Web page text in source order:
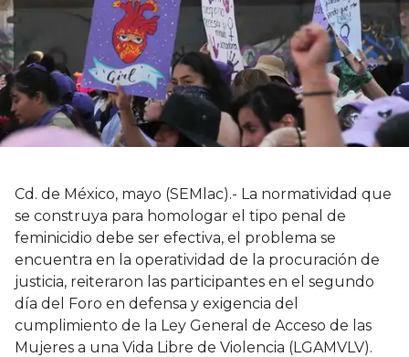
Cd. de México, mayo (SEMlac).- La normatividad que
se construya para homologar el tipo penal de
feminicidio debe ser efectiva, el problema se
encuentra en la operatividad de la procuración de
justicia, reiteraron las participantes en el segundo
día del Foro en defensa y exigencia del
cumplimiento de la Ley General de Acceso de las
Mujeres a una Vida Libre de Violencia (LGAMVLV).